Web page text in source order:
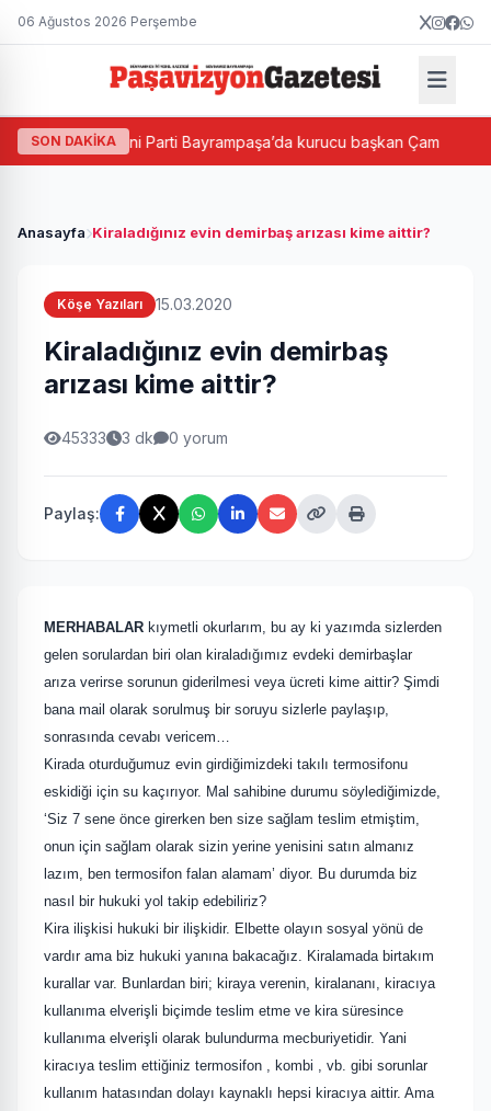
06 Ağustos 2026 Perşembe
SON DAKİKAYeni Parti Bayrampaşa’da kurucu başkan Çam
Anasayfa Kiraladığınız evin demirbaş arızası kime aittir?
Köşe Yazıları 15.03.2020
Kiraladığınız evin demirbaş
arızası kime aittir?
45333 3 dk 0 yorum
Paylaş:
MERHABALAR kıymetli okurlarım, bu ay ki yazımda sizlerden
gelen sorulardan biri olan kiraladığımız evdeki demirbaşlar
arıza verirse sorunun giderilmesi veya ücreti kime aittir? Şimdi
bana mail olarak sorulmuş bir soruyu sizlerle paylaşıp,
sonrasında cevabı vericem…
Kirada oturduğumuz evin girdiğimizdeki takılı termosifonu
eskidiği için su kaçırıyor. Mal sahibine durumu söylediğimizde,
‘Siz 7 sene önce girerken ben size sağlam teslim etmiştim,
onun için sağlam olarak sizin yerine yenisini satın almanız
lazım, ben termosifon falan alamam’ diyor. Bu durumda biz
nasıl bir hukuki yol takip edebiliriz?
Kira ilişkisi hukuki bir ilişkidir. Elbette olayın sosyal yönü de
vardır ama biz hukuki yanına bakacağız. Kiralamada birtakım
kurallar var. Bunlardan biri; kiraya verenin, kiralananı, kiracıya
kullanıma elverişli biçimde teslim etme ve kira süresince
kullanıma elverişli olarak bulundurma mecburiyetidir. Yani
kiracıya teslim ettiğiniz termosifon , kombi , vb. gibi sorunlar
kullanım hatasından dolayı kaynaklı hepsi kiracıya aittir. Ama